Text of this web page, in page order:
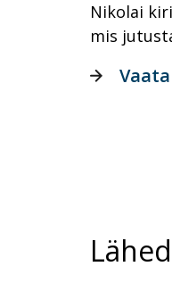
Nikolai
mis